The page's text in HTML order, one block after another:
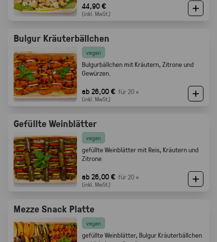
44,90 €
(inkl. MwSt.)
Bulgur Kräuterbällchen
vegan
Bulgurbällchen mit Kräutern, Zitrone und
Gewürzen.
ab 26,00 € für 20 ×
(inkl. MwSt.)
Gefüllte Weinblätter
vegan
gefüllte Weinblätter mit Reis, Kräutern und
Zitrone
ab 26,00 € für 20 ×
(inkl. MwSt.)
Mezze Snack Platte
vegan
gefüllte Weinblätter, Bulgur Kräuterbällchen